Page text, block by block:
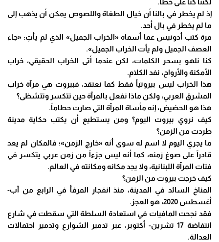
لكننا كنا على خطأ.
إذ لم يخطر في بالنا أن خيال الطغاة واللصوص يمكن أن يذهب إلى
ما لم يخطر في بال أحد.
مرة كتب أدونيس عما أسماه «الخراب الجميل» الذي لم يأتِ: «جاء
العصف الجميل ولم يأت الخراب الجميل».
كنا نلهو بسحر الكلمات، لكن عندما أتى الخراب الحقيقي، خراب
الأمكنة والأرواح، نفد الكلام.
هذا الخراب ليس بيروتياً فقط كما نعتقد، فبيروت هي مرآة خراب
المشرق العربي، ولكن ماذا نفعل بالمرآة حين تتكسر وتتشظى؟
هذا هو الحضيض، إنه مأساة المرآة التي صارت حطاماً.
كيف نروي بيروت اليوم؟ ومن يستطيع أن يكتب حكاية مدينة
طردت من الزمن؟
ما يجري اليوم لا اسم له سوى أنه «خارج الزمن»؛ فالمكان لم يعد
قادراً على صوغ زمنه، كما أنه ليس جزءاً من زمن عربي يتكسر في
فتات المرآة اللبنانية، ولا يجد مكانه ومكانته في العالم.
كيف خرجت بيروت من الزمن؟
المناخ السائد في المدينة، منذ انفجار المرفأ في الرابع من آب-
أغسطس 2020، هو العجز.
فقد نجحت المافيات في استعادة السلطة التي سقطت في شارع
انتفاضة 17 تشرين- أكتوبر، عبر تدمير الشوارع وتدمير احتمالات
العدالة.